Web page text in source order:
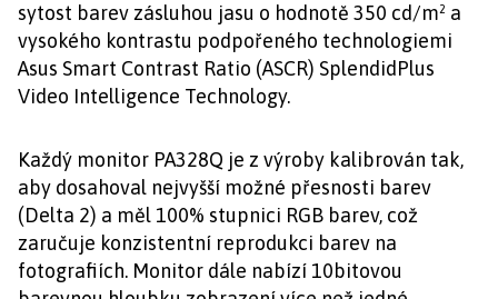
sytost barev zásluhou jasu o hodnotě 350 cd/m² a
vysokého kontrastu podpořeného technologiemi
Asus Smart Contrast Ratio (ASCR) SplendidPlus
Video Intelligence Technology.
Každý monitor PA328Q je z výroby kalibrován tak,
aby dosahoval nejvyšší možné přesnosti barev
(Delta 2) a měl 100% stupnici RGB barev, což
zaručuje konzistentní reprodukci barev na
fotografiích. Monitor dále nabízí 10bitovou